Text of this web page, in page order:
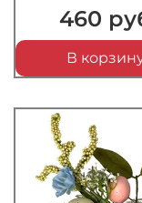
460
В